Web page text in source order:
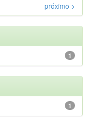
próximo >
1
1